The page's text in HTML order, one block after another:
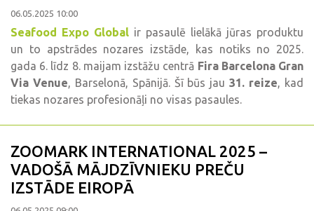
06.05.2025 10:00
Seafood Expo Global ir pasaulē lielākā jūras produktu
un to apstrādes nozares izstāde, kas notiks no 2025.
gada 6. līdz 8. maijam izstāžu centrā Fira Barcelona Gran
Via Venue, Barselonā, Spānijā. Šī būs jau31. reize, kad
tiekas nozares profesionāļi no visas pasaules.
ZOOMARK INTERNATIONAL 2025 –
VADOŠĀ MĀJDZĪVNIEKU PREČU
IZSTĀDE EIROPĀ